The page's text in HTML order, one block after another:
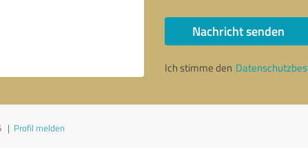
Nachricht senden
Ich stimme den
| Profil melden